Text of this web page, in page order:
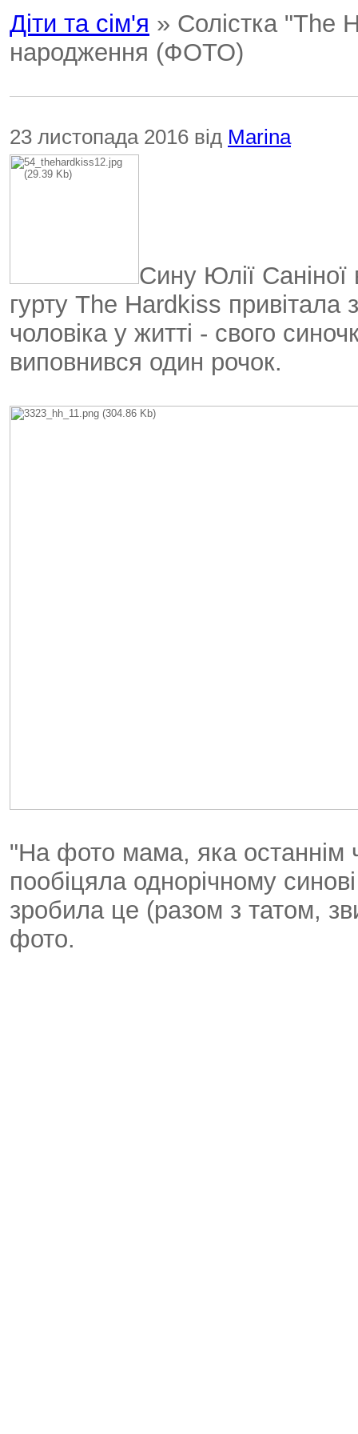
Діти та сім'я » Солістка "The
народження (ФОТО)
23 листопада 2016 від Marina
Сину Юлії
гурту The Hardkiss
чоловіка у житті - свого
виповнився один рочок.
"На фото мама, яка останнім
пообіцяла однорічному
зробила це (разом з татом,
фото.